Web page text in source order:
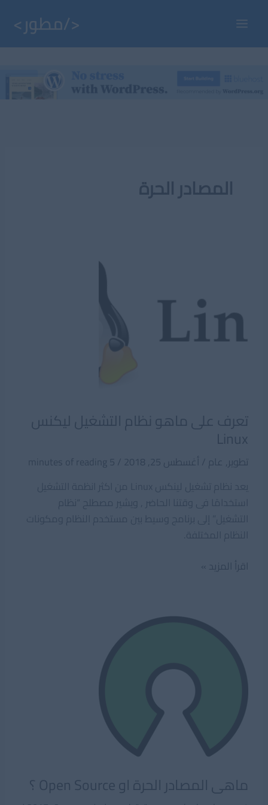
Main
المصادر الحرة
تعرف على ماهو نظام التشغيل ليكنس
Linux
تطوير, عام / أغسطس 25, 2018 /
5 minutes of reading
تعرف
التشغيل
ليكنس
Linux
اقرأ المزيد »
ماهى المصادر الحرة او Open Source ؟